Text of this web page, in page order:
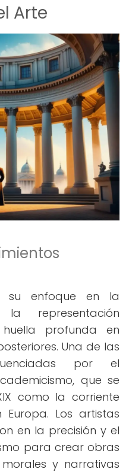
Arte
su enfoque en la
representación
profunda en
Una de las
por el
que se
como la corriente
Los artistas
en la precisión y el
para crear obras
y narrativas